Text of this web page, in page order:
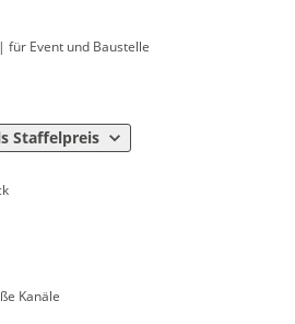
Event und Baustelle
Staffelpreis
€
Kanäle